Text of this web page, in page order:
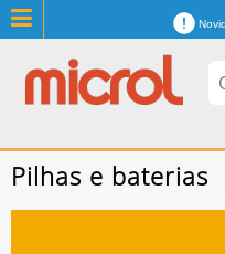
Pilhas e baterias